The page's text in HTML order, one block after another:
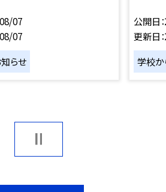
07
07
らせ
公開日
更新日
学校か